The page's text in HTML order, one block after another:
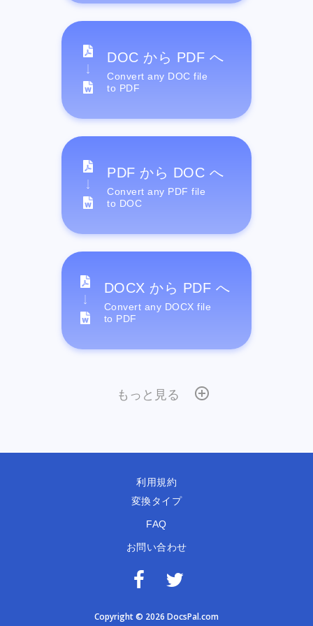
DOC から PDF へ
Convert any DOC file
to PDF
PDF から DOC へ
Convert any PDF file
to DOC
DOCX から PDF へ
Convert any DOCX file
to PDF
もっと見る
利用規約
変換タイプ
FAQ
お問い合わせ
Copyright © 2026 DocsPal.com